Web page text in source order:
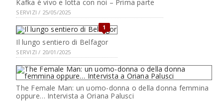
Kafka è vivo e lotta con noi – Prima parte
SERVIZI / 25/05/2025
1
Il lungo sentiero di Belfagor
SERVIZI / 20/01/2025
The Female Man: un uomo-donna o della donna femmina
oppure… Intervista a Oriana Palusci